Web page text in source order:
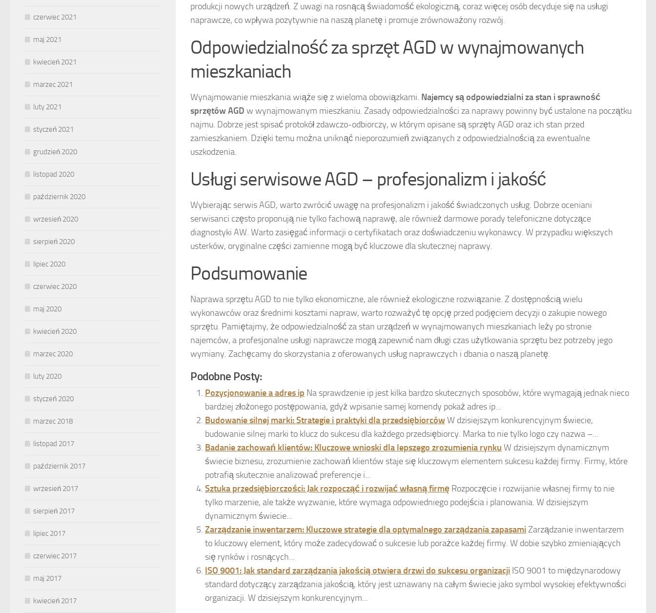
produkcji nowych urządzeń. Z uwagi na rosnącą świadomość ekologiczną, coraz więcej osób decyduje się na usługi
naprawcze, co wpływa pozytywnie na naszą planetę i promuje zrównoważony rozwój.
Odpowiedzialność za sprzęt AGD w wynajmowanych
mieszkaniach
Wynajmowanie mieszkania wiąże się z wieloma obowiązkami. Najemcy są odpowiedzialni za stan i sprawność
sprzętów AGD w wynajmowanym mieszkaniu. Zasady odpowiedzialności za naprawy powinny być ustalone na początku
najmu. Dobrze jest spisać protokół zdawczo-odbiorczy, w którym opisane są sprzęty AGD oraz ich stan przed
zamieszkaniem. Dzięki temu można uniknąć nieporozumień związanych z odpowiedzialnością za ewentualne
uszkodzenia.
Usługi serwisowe AGD – profesjonalizm i jakość
Wybierając serwis AGD, warto zwrócić uwagę na profesjonalizm i jakość świadczonych usług. Dobrze oceniani
serwisanci często proponują nie tylko fachową naprawę, ale również darmowe porady telefoniczne dotyczące
diagnostyki AW. Warto zasięgać informacji o certyfikatach oraz doświadczeniu wykonawcy. W przypadku większych
usterków, oryginalne części zamienne mogą być kluczowe dla skutecznej naprawy.
Podsumowanie
Naprawa sprzętu AGD to nie tylko ekonomiczne, ale również ekologiczne rozwiązanie. Z dostępnością wielu
wykonawców oraz średnimi kosztami napraw, warto rozważyć tę opcję przed podjęciem decyzji o zakupie nowego
sprzętu. Pamiętajmy, że odpowiedzialność za stan urządzeń w wynajmowanych mieszkaniach leży po stronie
najemców, a profesjonalne usługi naprawcze mogą zapewnić nam długi czas użytkowania sprzętu bez potrzeby jego
wymiany. Zachęcamy do skorzystania z oferowanych usług naprawczych i dbania o naszą planetę.
Podobne Posty:
Pozycjonowanie a adres ip Na sprawdzenie ip jest kilka bardzo skutecznych sposobów, które wymagają jednak nieco
bardziej złożonego postępowania, gdyż wpisanie samej komendy pokaż adres ip...
Budowanie silnej marki: Strategie i praktyki dla przedsiębiorcówW dzisiejszym konkurencyjnym świecie,
budowanie silnej marki to klucz do sukcesu dla każdego przedsiębiorcy. Marka to nie tylko logo czy nazwa –...
Badanie zachowań klientów: Kluczowe wnioski dla lepszego zrozumienia rynku W dzisiejszym dynamicznym
świecie biznesu, zrozumienie zachowań klientów staje się kluczowym elementem sukcesu każdej firmy. Firmy, które
potrafią skutecznie analizować preferencje i...
Sztuka przedsiębiorczości: Jak rozpocząć i rozwijać własną firmę Rozpoczęcie i rozwijanie własnej firmy to nie
tylko marzenie, ale także wyzwanie, które wymaga odpowiedniego podejścia i planowania. W dzisiejszym
dynamicznym świecie...
Zarządzanie inwentarzem: Kluczowe strategie dla optymalnego zarządzania zapasamiZarządzanie inwentarzem
to kluczowy element, który może zadecydować o sukcesie lub porażce każdej firmy. W dobie szybko zmieniających
się rynków i rosnących...
ISO 9001: Jak standard zarządzania jakością otwiera drzwi do sukcesu organizacji ISO 9001 to międzynarodowy
standard dotyczący zarządzania jakością, który jest uznawany na całym świecie jako symbol wysokiej efektywności
organizacji. W dzisiejszym konkurencyjnym...
czerwiec 2021
maj 2021
kwiecień 2021
marzec 2021
luty 2021
styczeń 2021
grudzień 2020
listopad 2020
październik 2020
wrzesień 2020
sierpień 2020
lipiec 2020
czerwiec 2020
maj 2020
kwiecień 2020
marzec 2020
luty 2020
styczeń 2020
marzec 2018
listopad 2017
październik 2017
wrzesień 2017
sierpień 2017
lipiec 2017
czerwiec 2017
maj 2017
kwiecień 2017